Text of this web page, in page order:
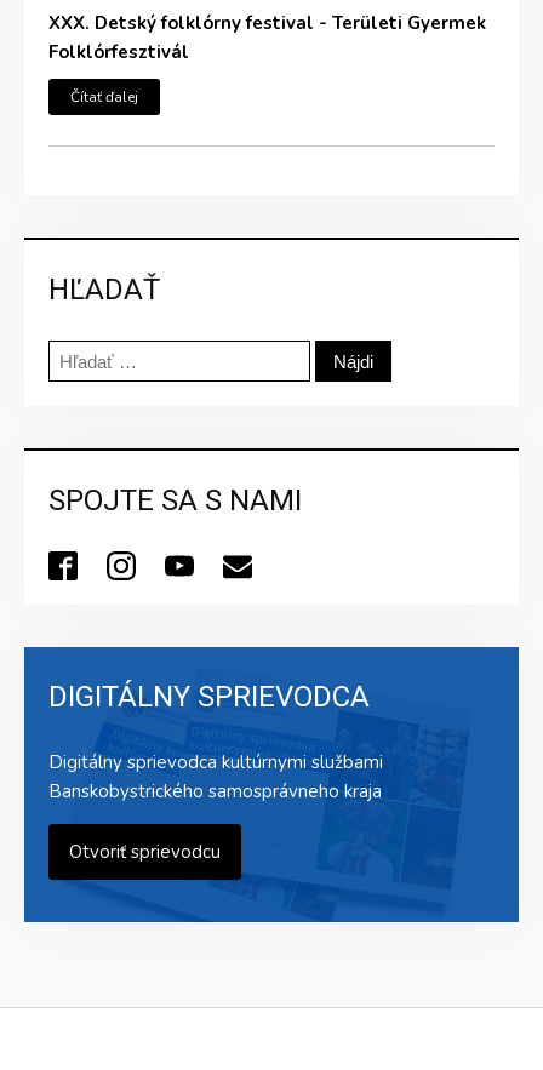
XXX. Detský folklórny festival - Területi Gyermek
Folklórfesztivál
Čítať ďalej
HĽADAŤ
Hľadať:
SPOJTE SA S NAMI
DIGITÁLNY SPRIEVODCA
Digitálny sprievodca kultúrnymi službami
Banskobystrického samosprávneho kraja
Otvoriť sprievodcu